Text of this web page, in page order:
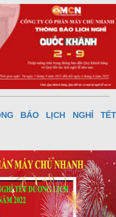
BÁO LỊCH NGHỈ TẾT